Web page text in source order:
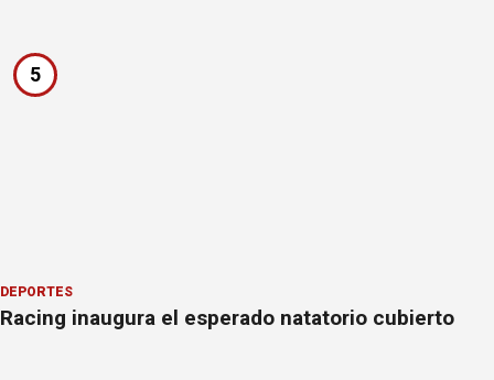
5
DEPORTES
Racing inaugura el esperado natatorio cubierto